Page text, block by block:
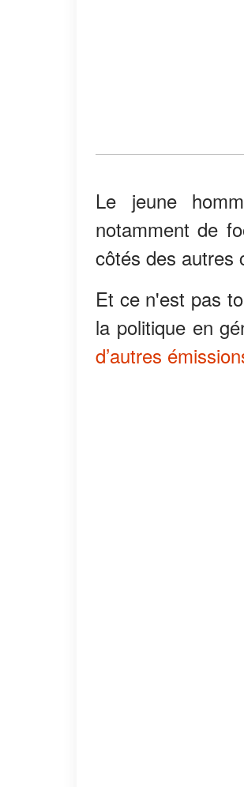
Le jeune
notamment de
côtés des autres
Et ce n'est pas
la politique en
d’autres